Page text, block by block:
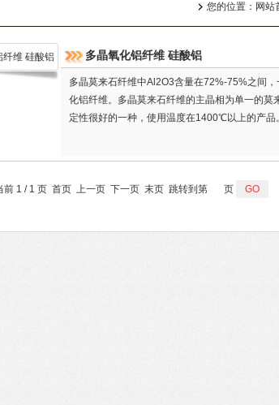
您的位置： 网站
多晶氧化铝纤维 硅酸铝
多晶莫来石纤维中Al2O3含量在72%-75%之间
化铝纤维。多晶莫来石纤维的主晶相为单一的
定性很好的一种，使用温度在1400℃以上的产品。
前 1 / 1 页 首页 上一页 下一页 末页 跳转到第 页